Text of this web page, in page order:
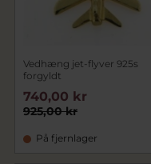
Vedhæng jet-flyver 925s
forgyldt
925,00 kr
740,00 kr
På fjernlager